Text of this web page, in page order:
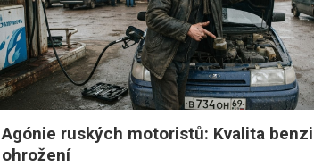
Agónie ruských motoristů: Kvalita
ohrožení